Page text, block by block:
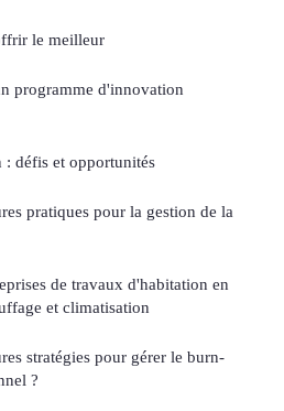
le meilleur
programme d'innovation
défis et opportunités
pratiques pour la gestion de la
de travaux d'habitation en
et climatisation
stratégies pour gérer le burn-
?